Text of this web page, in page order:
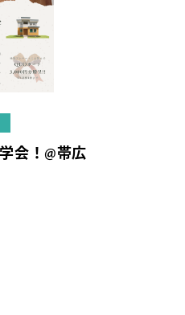
会！@帯広